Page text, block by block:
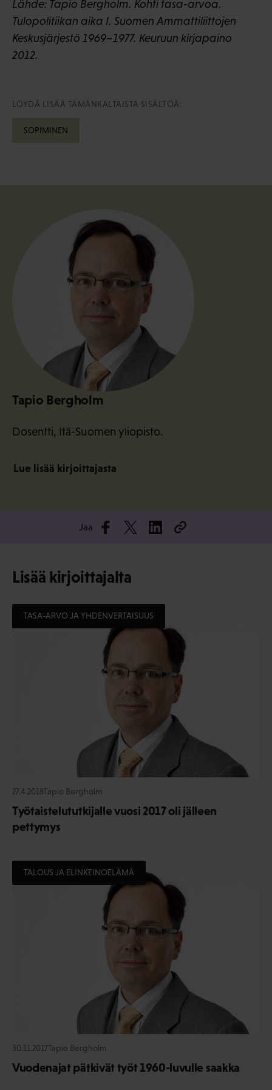
Lähde: Tapio Bergholm. Kohti tasa-arvoa.
Tulopolitiikan aika I. Suomen Ammattiliittojen
Keskusjärjestö 1969–1977. Keuruun kirjapaino
2012.
LÖYDÄ LISÄÄ TÄMÄNKALTAISTA SISÄLTÖÄ:
SOPIMINEN
Tapio Bergholm
Dosentti, Itä-Suomen yliopisto.
Lue lisää kirjoittajasta
Jaa
Lisää kirjoittajalta
TASA-ARVO JA YHDENVERTAISUUS
27.4.2018Tapio Bergholm
Työtaistelututkijalle vuosi 2017 oli jälleen
pettymys
TALOUS JA ELINKEINOELÄMÄ
30.11.2017Tapio Bergholm
Vuodenajat pätkivät työt 1960-luvulle saakka